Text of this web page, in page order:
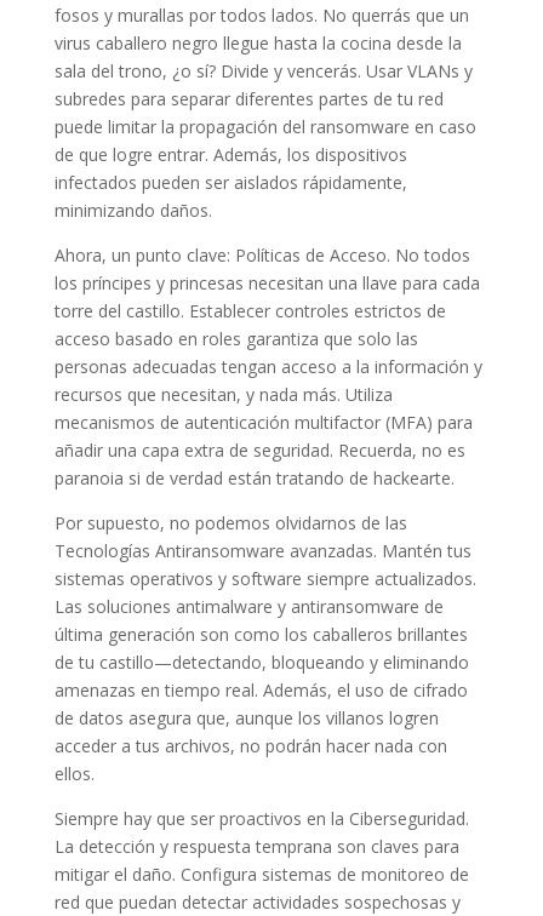
fosos y murallas por todos lados. No querrás que un
virus caballero negro llegue hasta la cocina desde la
sala del trono, ¿o sí? Divide y vencerás. Usar VLANs y
subredes para separar diferentes partes de tu red
puede limitar la propagación del ransomware en caso
de que logre entrar. Además, los dispositivos
infectados pueden ser aislados rápidamente,
minimizando daños.
Ahora, un punto clave: Políticas de Acceso. No todos
los príncipes y princesas necesitan una llave para cada
torre del castillo. Establecer controles estrictos de
acceso basado en roles garantiza que solo las
personas adecuadas tengan acceso a la información y
recursos que necesitan, y nada más. Utiliza
mecanismos de autenticación multifactor (MFA) para
añadir una capa extra de seguridad. Recuerda, no es
paranoia si de verdad están tratando de hackearte.
Por supuesto, no podemos olvidarnos de las
Tecnologías Antiransomware avanzadas. Mantén tus
sistemas operativos y software siempre actualizados.
Las soluciones antimalware y antiransomware de
última generación son como los caballeros brillantes
de tu castillo—detectando, bloqueando y eliminando
amenazas en tiempo real. Además, el uso de cifrado
de datos asegura que, aunque los villanos logren
acceder a tus archivos, no podrán hacer nada con
ellos.
Siempre hay que ser proactivos en la Ciberseguridad.
La detección y respuesta temprana son claves para
mitigar el daño. Configura sistemas de monitoreo de
red que puedan detectar actividades sospechosas y